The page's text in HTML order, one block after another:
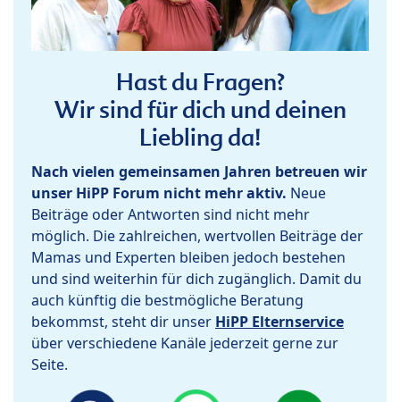
Hast du Fragen?
Wir sind für dich und deinen
Liebling da!
Nach vielen gemeinsamen Jahren betreuen wir
unser HiPP Forum nicht mehr aktiv. Neue
Beiträge oder Antworten sind nicht mehr
möglich. Die zahlreichen, wertvollen Beiträge der
Mamas und Experten bleiben jedoch bestehen
und sind weiterhin für dich zugänglich. Damit du
auch künftig die bestmögliche Beratung
bekommst, steht dir unser HiPP Elternservice
über verschiedene Kanäle jederzeit gerne zur
Seite.